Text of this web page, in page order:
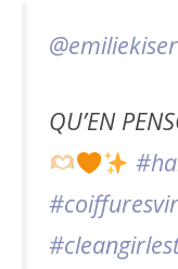
@emiliekiser
QU’EN